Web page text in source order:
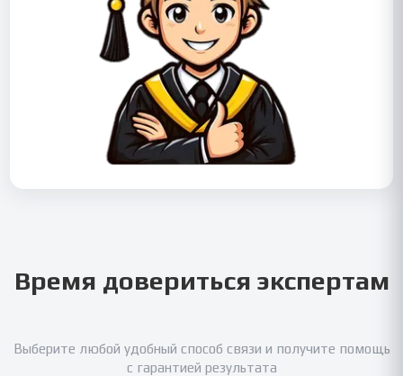
Время довериться экспертам
Выберите любой удобный способ связи и получите помощь
с гарантией результата